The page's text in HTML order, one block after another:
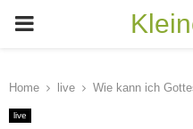
PRIMARY
Home live Wie kann ich
live